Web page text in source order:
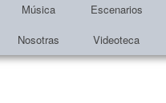
Música Escenarios
Nosotras Videoteca